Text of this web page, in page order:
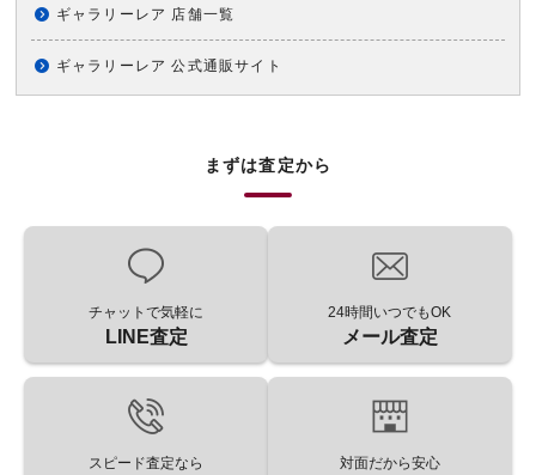
ギャラリーレア 店舗一覧
ギャラリーレア 公式通販サイト
まずは査定から
チャットで気軽に
LINE査定
24時間いつでもOK
メール査定
スピード査定なら 対面だから安心